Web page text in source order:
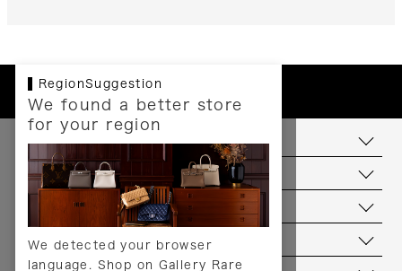
RegionSuggestion
We found a better store
for your region
We detected your browser
language. Shop on Gallery Rare
お支払いについて
配送について
送料について
返品について